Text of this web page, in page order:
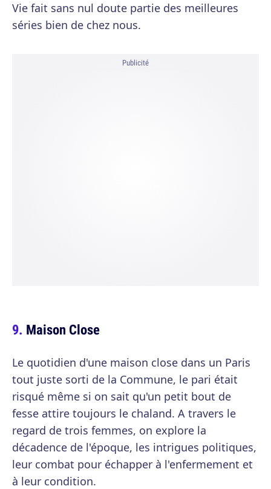
Vie fait sans nul doute partie des meilleures
séries bien de chez nous.
Publicité
Maison Close
Le quotidien d'une maison close dans un Paris
tout juste sorti de la Commune, le pari était
risqué même si on sait qu'un petit bout de
fesse attire toujours le chaland. A travers le
regard de trois femmes, on explore la
décadence de l'époque, les intrigues politiques,
leur combat pour échapper à l'enfermement et
à leur condition.